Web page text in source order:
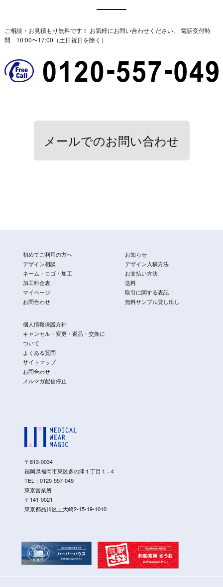
ご相談・お見積もり無料です！ お気軽にお問い合わせください。
電話受付時
間 10:00〜17:00（土日祝日を除く）
メールでのお問い合わせ
〒813-0034
福岡県福岡市東区多の津１丁目１−４
TEL： 0120-557-049
東京営業所
〒141-0021
東京都品川区上大崎2-15-19-1010
初めてご利用の方へ
デザイン相談
ネーム・ロゴ・加工
加工料金表
マイページ
お問合わせ
お知らせ
デザイン入稿方法
お支払い方法
送料
取引に関する表記
無料サンプル貸し出し
個人情報保護方針
キャンセル・変更・返品・交換に
ついて
よくある質問
サイトマップ
お問合わせ
メルマガ配信停止